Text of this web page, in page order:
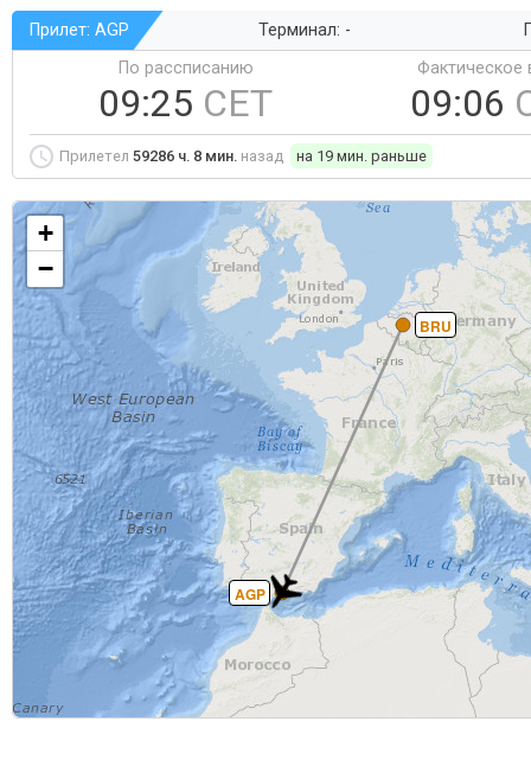
Прилет: AGP Терминал: -
По рассписанию
09:25 CET
Фактическое
09:06
Прилетел 59286 ч. 8 мин. назад на 19 мин. раньше
BRU
AGP
+
−